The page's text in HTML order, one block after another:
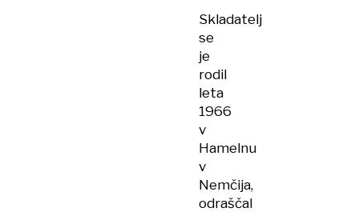
Skladatelj
se
je
rodil
leta
1966
v
Hamelnu
v
Nemčija,
odraščal